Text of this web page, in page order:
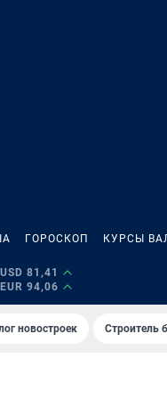
ГОРОСКОП КУРСЫ
USD 81,41
EUR 94,06
новостроек Строитель